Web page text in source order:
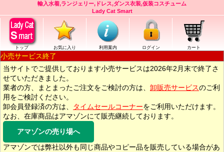
輸入水着,ランジェリー,ドレス,ダンス衣装,仮装コスチューム
Lady Cat Smart
トップ お気に入り 利用案内 ログイン カート
小売サービス終了
当サイトでご提供しております小売サービスは2026年2月末で終了さ
せていただきました。
業者の方、まとまったご注文をご検討の方は、 卸販売サービスのご利
用をご検討ください。
卸会員登録済の方は、
タイムセールコーナーをご利用いただけます。
なお、在庫商品はアマゾンにて販売継続しております。
アマゾンの売り場へ
アマゾンでは弊社以外も同じ商品やコピー品を販売している場合があ